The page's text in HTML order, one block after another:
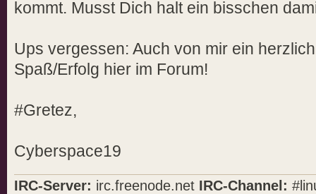
kommt. Musst Dich halt ein bisschen
Ups vergessen: Auch von mir ein
Spaß/Erfolg hier im Forum!
#Gretez,
Cyberspace19
IRC-Server: irc.freenode.net IRC-Channel: